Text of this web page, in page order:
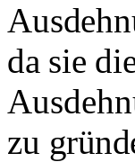
da sie
zu